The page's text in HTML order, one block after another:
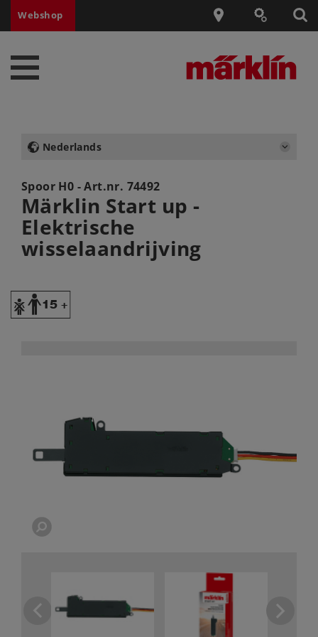
Webshop
Nederlands
Spoor H0 - Art.nr. 74492
Märklin Start up -
Elektrische
wisselaandrijving
Y